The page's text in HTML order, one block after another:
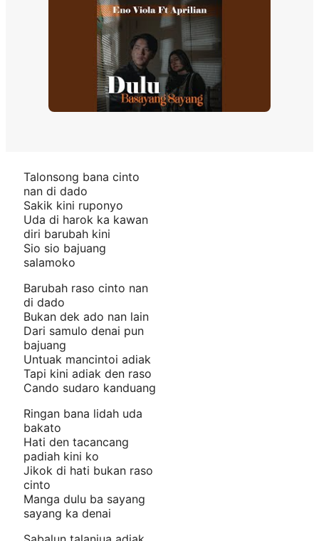
Talonsong bana cinto
nan di dado
Sakik kini ruponyo
Uda di harok ka kawan
diri barubah kini
Sio sio bajuang
salamoko
Barubah raso cinto nan
di dado
Bukan dek ado nan lain
Dari samulo denai pun
bajuang
Untuak mancintoi adiak
Tapi kini adiak den raso
Cando sudaro kanduang
Ringan bana lidah uda
bakato
Hati den tacancang
padiah kini ko
Jikok di hati bukan raso
cinto
Manga dulu ba sayang
sayang ka denai